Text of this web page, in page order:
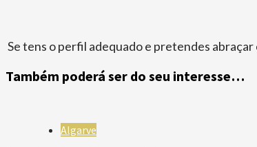
Se tens o perfil adequado e pretendes
Também poderá ser do seu interesse…
Algarve